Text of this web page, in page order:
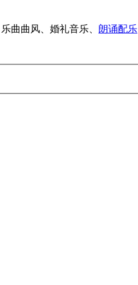
曲曲风、婚礼音乐、 朗诵配乐